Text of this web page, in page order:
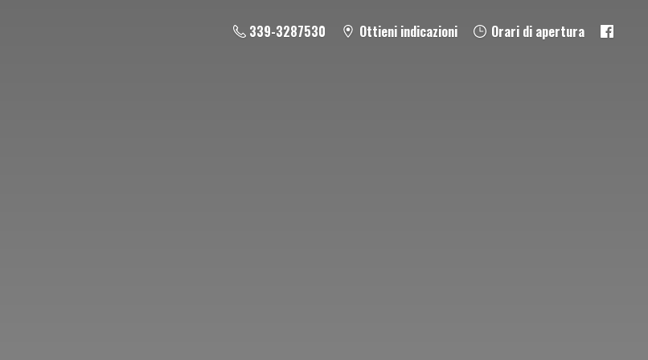
339-3287530 Ottieni indicazioni Orari di apertura